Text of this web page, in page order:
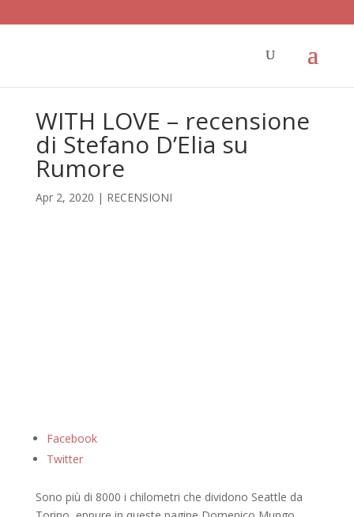
WITH LOVE – recensione
di Stefano D’Elia su
Rumore
Apr 2, 2020 | RECENSIONI
Facebook
Twitter
Sono più di 8000 i chilometri che dividono Seattle da